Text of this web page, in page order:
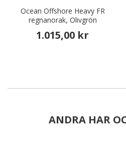
Ocean Offshore Heavy FR
regnanorak, Olivgrön
1.015,00 kr
ANDRA HAR